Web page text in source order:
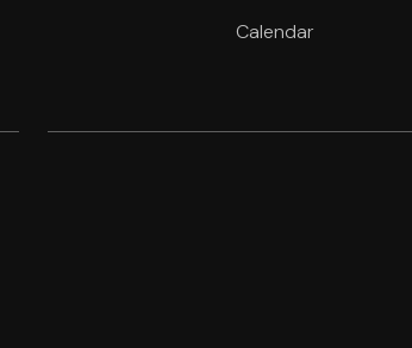
Calendar